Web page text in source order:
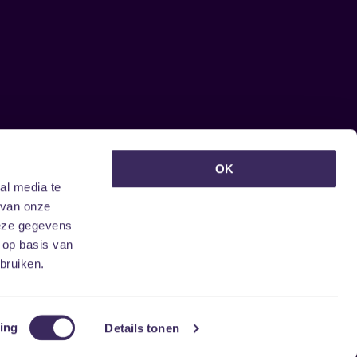
media te
onze
gegevens
basis van
Details tonen
OK
ontvangen?